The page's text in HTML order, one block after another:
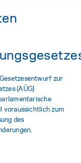
zur
(AÜG)
voraussichtlich zum
des